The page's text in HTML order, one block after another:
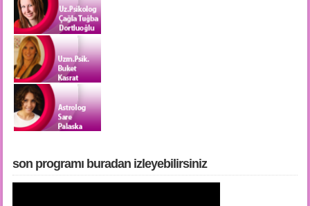
son programı buradan i̇zleyebilirsiniz